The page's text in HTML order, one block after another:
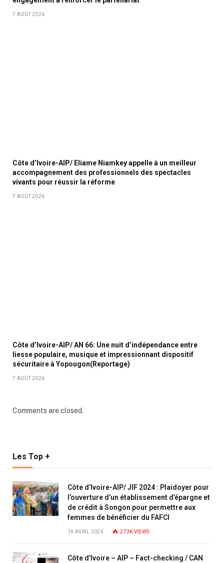
7 AOÛT 2026
Côte d’Ivoire-AIP/ Eliame Niamkey appelle à un meilleur
accompagnement des professionnels des spectacles
vivants pour réussir la réforme
7 AOÛT 2026
Côte d’Ivoire-AIP/ AN 66: Une nuit d’indépendance entre
liesse populaire, musique et impressionnant dispositif
sécuritaire à Yopougon(Reportage)
7 AOÛT 2026
Comments are closed.
Les Top +
Côte d’Ivoire-AIP/ JIF 2024 : Plaidoyer pour
l’ouverture d’un établissement d’épargne et
de crédit à Songon pour permettre aux
femmes de bénéficier du FAFCI
14 AVRIL 2024 273K VIEWS
Côte d’Ivoire – AIP – Fact-checking / CAN